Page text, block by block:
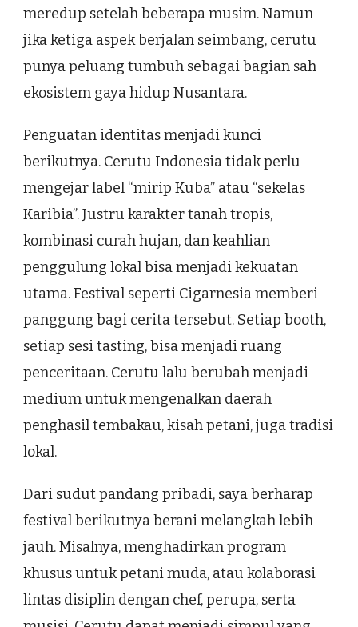
meredup setelah beberapa musim. Namun
jika ketiga aspek berjalan seimbang, cerutu
punya peluang tumbuh sebagai bagian sah
ekosistem gaya hidup Nusantara.
Penguatan identitas menjadi kunci
berikutnya. Cerutu Indonesia tidak perlu
mengejar label “mirip Kuba” atau “sekelas
Karibia”. Justru karakter tanah tropis,
kombinasi curah hujan, dan keahlian
penggulung lokal bisa menjadi kekuatan
utama. Festival seperti Cigarnesia memberi
panggung bagi cerita tersebut. Setiap booth,
setiap sesi tasting, bisa menjadi ruang
penceritaan. Cerutu lalu berubah menjadi
medium untuk mengenalkan daerah
penghasil tembakau, kisah petani, juga tradisi
lokal.
Dari sudut pandang pribadi, saya berharap
festival berikutnya berani melangkah lebih
jauh. Misalnya, menghadirkan program
khusus untuk petani muda, atau kolaborasi
lintas disiplin dengan chef, perupa, serta